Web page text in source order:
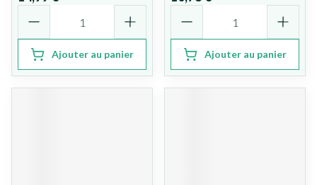
Ajouter au panier Ajouter au panier